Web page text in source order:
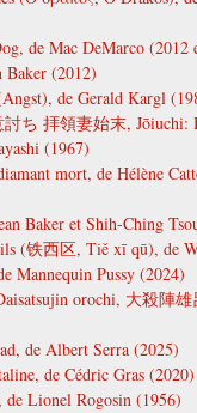
de Mac DeMarco (2012
Baker (2012)
de Gerald Kargl
ち 拝領妻始末, Jōiuchi:
(1967)
mort, de Hélène
Baker et Shih-Ching
(铁西区, Tiě xī qū), de
Mannequin Pussy (2024)
orochi, 大殺陣雄
de Albert Serra (2025)
de Cédric Gras (2020)
de Lionel Rogosin (1956)